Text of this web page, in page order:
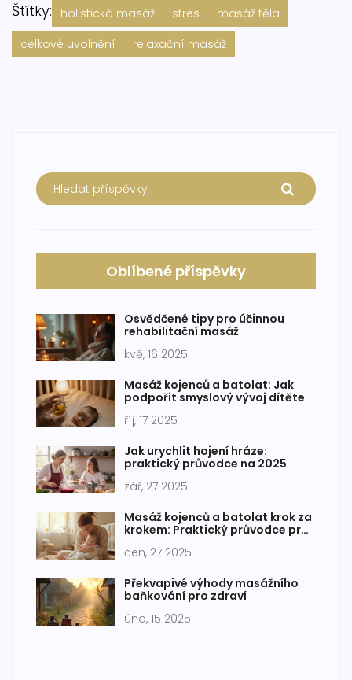
Štítky: holistická masáž stres
masáž těla
celkové uvolnění
relaxační masáž
Oblíbené příspěvky
Osvědčené tipy pro účinnou
rehabilitační masáž
kvě, 16 2025
Masáž kojenců a batolat: Jak
podpořit smyslový vývoj dítěte
říj, 17 2025
Jak urychlit hojení hráze:
praktický průvodce na 2025
zář, 27 2025
Masáž kojenců a batolat krok za
krokem: Praktický průvodce pro
čen, 27 2025
Překvapivé výhody masážního
baňkování pro zdraví
úno, 15 2025